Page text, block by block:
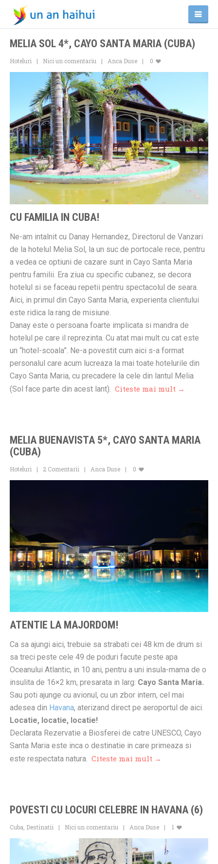
MELIA SOL 4*, CAYO SANTA MARIA (CUBA)
Hoteluri Nici un comentariu Anca Duse 0
CU FAMILIA IN CUBA!
Ne-am intalnit cu Danay Hernandez, Directorul de Vanzari
de la hotelul Melia Sol, la un suc de portocale rece, pentru
a vedea ce optiuni de cazare sunt in Cayo Santa Maria
pentru familii. Era ziua cu specific cubanez, se decora
hotelul si se faceau repetii pentru spectacolul de seara.
Aici, in primul din Cayo Santa Maria, experienta clientului
este ridica la rang de misiune.
Danay este o persoana foarte implicata si mandra de
hotelul pe care il reprezinta. Cu atat mai mult cu cat este
un “hotel-scoala”. Ne-a povestit cum aici s-a format
personalul care acum lucreaza la mai toate hotelurile din
Cayo Santa Maria, cu precadere la cele din lantul Melia
(Sol face parte din acest lant). Citeste mai mult →
MELIA BUENAVISTA 5*, CAYO SANTA MARIA
(CUBA)
Hoteluri 2 Comentarii Anca Duse 0
ATENTIE LA MAJORDOM!
Ca sa ajungi aici, trebuie sa strabati cei 48 km de drum si
sa treci peste cele 49 de poduri facute peste apa
Oceanului Atlantic, in 10 ani, pentru a uni insula-mama de o
insulita de 16×2 km, presarata in larg: Cayo Santa Maria.
Sau poti ajunge cu avionul, cu un zbor intern, cel mai
adesea din Havana, aterizand direct pe aeroportul de aici.
Locatie, locatie, locatie!
Declarata Rezervatie a Biosferei de catre UNESCO, Cayo
Santa Maria este inca o destinatie in care primeaza si
este respectata natura. Citeste mai mult →
POVESTI CU LOCURI CELEBRE IN HAVANA (6)
Cuba, Destinatii Nici un comentariu Anca Duse 1